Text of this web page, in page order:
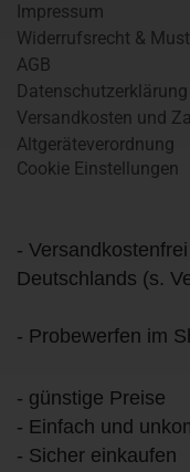
Impressum
Widerrufsrecht &
AGB
Datenschutzerklärung
Versandkosten und
Altgeräteverordnung
Cookie Einstellungen
-
Deutschlands (s.
- Probewerfen im
- günstige Preise
- Einfach und
- Sicher einkaufen